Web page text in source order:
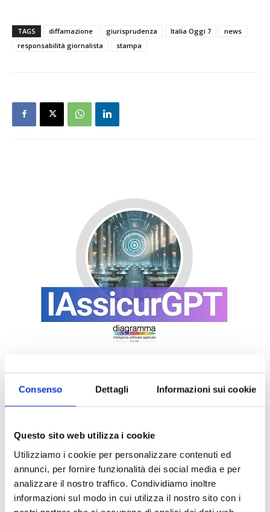
Consenso Dettagli Informazioni sui cookie
Questo sito web utilizza i cookie
Utilizziamo i cookie per personalizzare contenuti ed
annunci, per fornire funzionalità dei social media e per
analizzare il nostro traffico. Condividiamo inoltre
informazioni sul modo in cui utilizza il nostro sito con i
TAGS diffamazione giurisprudenza Italia Oggi 7
news
responsabilità giornalista
stampa
DALLE AZIENDENotizie sponsorizzate